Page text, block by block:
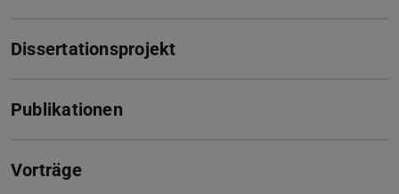
Dissertationsprojekt
Publikationen
Vorträge